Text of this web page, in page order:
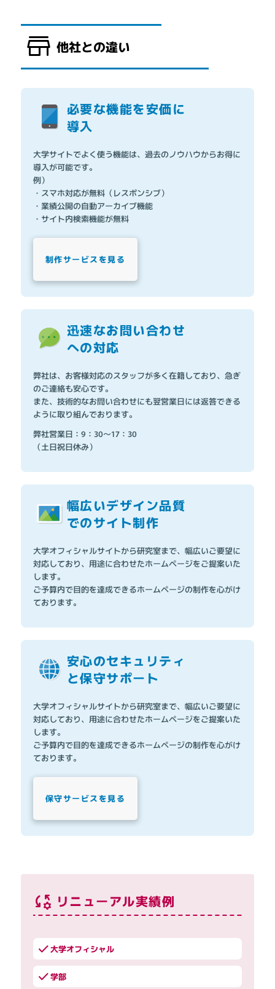
他社との違い
必要な機能を安価に
導入
大学サイトでよく使う機能は、過去のノウハウからお得に
導入が可能です。
例）
・スマホ対応が無料（レスポンシブ）
・業績公開の自動アーカイブ機能
・サイト内検索機能が無料
制作サービスを見る
迅速なお問い合わせ
への対応
弊社は、お客様対応のスタッフが多く在籍しており、急ぎ
のご連絡も安心です。
また、技術的なお問い合わせにも翌営業日には返答できる
ように取り組んでおります。
弊社営業日：9：30～17：30
（土日祝日休み）
幅広いデザイン品質
でのサイト制作
大学オフィシャルサイトから研究室まで、幅広いご要望に
対応しており、用途に合わせたホームページをご提案いた
します。
ご予算内で目的を達成できるホームページの制作を心がけ
ております。
安心のセキュリティ
と保守サポート
大学オフィシャルサイトから研究室まで、幅広いご要望に
対応しており、用途に合わせたホームページをご提案いた
します。
ご予算内で目的を達成できるホームページの制作を心がけ
ております。
保守サービスを見る
リニューアル実績例
大学オフィシャル
学部